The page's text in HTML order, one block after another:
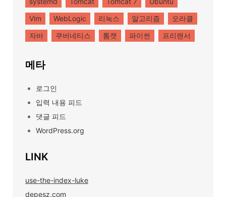
Vim
WebLogic 리눅스 알고리즘
오라클
자바
쿠버네티스 톰캣 파이썬 프리랜서
메타
로그인
입력 내용 피드
댓글 피드
WordPress.org
LINK
use-the-index-luke
depesz.com